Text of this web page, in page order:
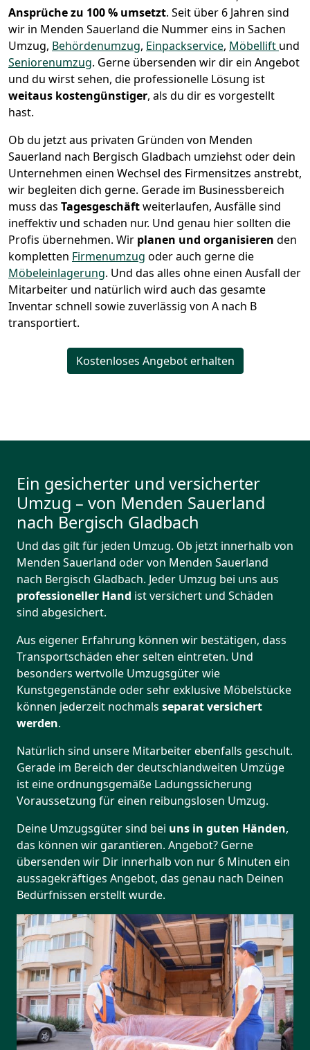
Ansprüche zu 100 % umsetzt. Seit über 6 Jahren sind
wir in Menden Sauerland die Nummer eins in Sachen
Umzug, Behördenumzug, Einpackservice, Möbellift und
Seniorenumzug. Gerne übersenden wir dir ein Angebot
und du wirst sehen, die professionelle Lösung ist
weitaus kostengünstiger, als du dir es vorgestellt
hast.
Ob du jetzt aus privaten Gründen von Menden
Sauerland nach Bergisch Gladbach umziehst oder dein
Unternehmen einen Wechsel des Firmensitzes anstrebt,
wir begleiten dich gerne. Gerade im Businessbereich
muss das Tagesgeschäftweiterlaufen, Ausfälle sind
ineffektiv und schaden nur. Und genau hier sollten die
Profis übernehmen. Wir planen und organisieren den
kompletten Firmenumzug oder auch gerne die
Möbeleinlagerung. Und das alles ohne einen Ausfall der
Mitarbeiter und natürlich wird auch das gesamte
Inventar schnell sowie zuverlässig von A nach B
transportiert.
Kostenloses Angebot erhalten
Ein gesicherter und versicherter
Umzug – von Menden Sauerland
nach Bergisch Gladbach
Und das gilt für jeden Umzug. Ob jetzt innerhalb von
Menden Sauerland oder von Menden Sauerland
nach Bergisch Gladbach. Jeder Umzug bei uns aus
professioneller Hand ist versichert und Schäden
sind abgesichert.
Aus eigener Erfahrung können wir bestätigen, dass
Transportschäden eher selten eintreten. Und
besonders wertvolle Umzugsgüter wie
Kunstgegenstände oder sehr exklusive Möbelstücke
können jederzeit nochmals separat versichert
werden.
Natürlich sind unsere Mitarbeiter ebenfalls geschult.
Gerade im Bereich der deutschlandweiten Umzüge
ist eine ordnungsgemäße Ladungssicherung
Voraussetzung für einen reibungslosen Umzug.
Deine Umzugsgüter sind bei uns in guten Händen,
das können wir garantieren. Angebot? Gerne
übersenden wir Dir innerhalb von nur 6 Minuten ein
aussagekräftiges Angebot, das genau nach Deinen
Bedürfnissen erstellt wurde.